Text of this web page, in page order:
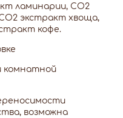
ламинарии, СО2
экстракт хвоща,
кофе.
комнатной
возможна